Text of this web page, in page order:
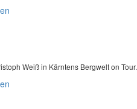
Weiß in Kärntens Bergwelt on Tour.